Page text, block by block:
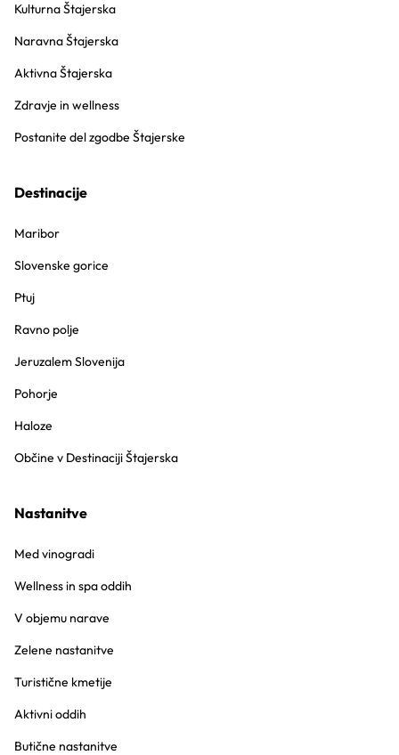
Kulturna Štajerska
Naravna Štajerska
Aktivna Štajerska
Zdravje in wellness
Postanite del zgodbe Štajerske
Destinacije
Maribor
Slovenske gorice
Ptuj
Ravno polje
Jeruzalem Slovenija
Pohorje
Haloze
Občine v Destinaciji Štajerska
Nastanitve
Med vinogradi
Wellness in spa oddih
V objemu narave
Zelene nastanitve
Turistične kmetije
Aktivni oddih
Butične nastanitve